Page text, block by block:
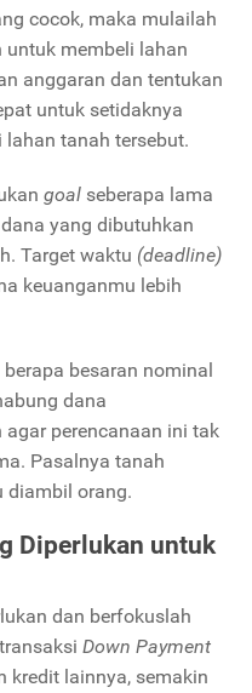
cocok, maka mulailah
membeli lahan
anggaran dan tentukan
untuk setidaknya
tanah tersebut.
goal seberapa lama
yang dibutuhkan
Target waktu (deadline)
keuanganmu lebih
besaran nominal
dana
agar perencanaan ini tak
Pasalnya tanah
diambil orang.
Diperlukan untuk
dan berfokuslah
Down Payment
kredit lainnya, semakin